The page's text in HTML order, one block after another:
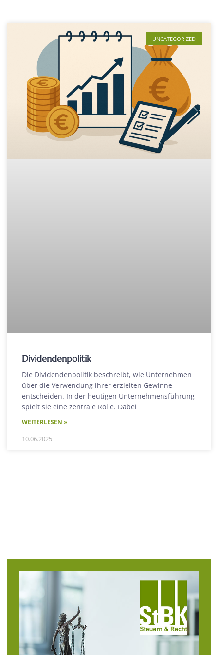
UNCATEGORIZED
Dividendenpolitik
Die Dividendenpolitik beschreibt, wie Unternehmen
über die Verwendung ihrer erzielten Gewinne
entscheiden. In der heutigen Unternehmensführung
spielt sie eine zentrale Rolle. Dabei
WEITERLESEN »
10.06.2025